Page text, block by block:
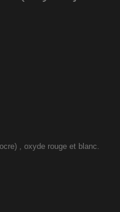
, oxyde rouge et blanc.